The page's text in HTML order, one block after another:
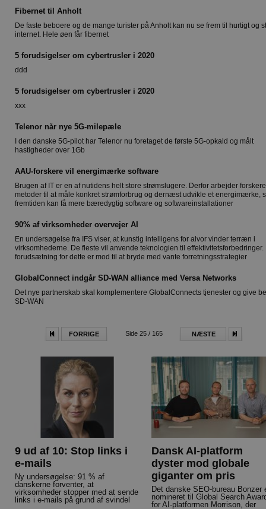
Fibernet til Anholt
De faste beboere og de mange turister på Anholt kan nu se frem til hurtigt og
internet. Hele øen får fibernet
5 forudsigelser om cybertrusler i 2020
ddd
5 forudsigelser om cybertrusler i 2020
xxx
Telenor når nye 5G-milepæle
I den danske 5G-pilot har Telenor nu foretaget de første 5G-opkald og målt
hastigheder over 1Gb
AAU-forskere vil energimærke software
Brugen af IT er en af nutidens helt store strømslugere. Derfor arbejder
metoder til at måle konkret strømforbrug og dernæst udvikle et energimærke,
fremtiden kan få mere bæredygtig software og softwareinstallationer
90% af virksomheder overvejer AI
En undersøgelse fra IFS viser, at kunstig intelligens for alvor vinder terræn i
virksomhederne. De fleste vil anvende teknologien til effektivitetsforbedringer.
forudsætning for dette er mod til at bryde med vante forretningsstrategier
GlobalConnect indgår SD-WAN alliance med Versa Networks
Det nye partnerskab skal komplementere GlobalConnects tjenester og give
SD-WAN
FORRIGE Side 25 / 165 NÆSTE
9 ud af 10: Stop links i
e-mails
Ny undersøgelse: 91 % af
danskerne forventer, at
virksomheder stopper med at sende
links i e-mails på grund af svindel
Dansk AI-platform
dyster mod globale
giganter om pris
Det danske SEO-bureau Bonzer
nomineret til Global Search
for AI-platformen Morrison, der